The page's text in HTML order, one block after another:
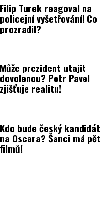
Filip Turek reagoval na
policejní vyšetřování! Co
prozradil?
Může prezident utajit
dovolenou? Petr Pavel
zjišťuje realitu!
Kdo bude český kandidát
na Oscara? Šanci má pět
filmů!